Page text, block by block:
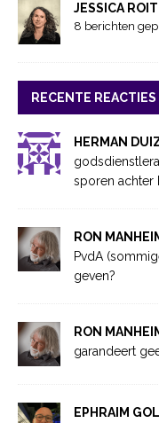
JESSICA
8 berichten
RECENTE REACTIES
HERMAN
sporen
RON
PvdA
geven?
RON
garandeert
EPHRAIM